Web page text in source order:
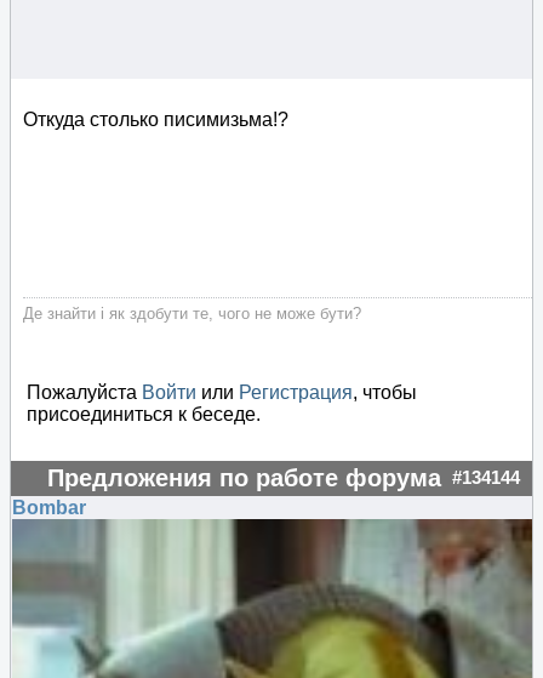
Откуда столько писимизьма!?
Де знайти і як здобути те, чого не може бути?
Пожалуйста Войти или Регистрация, чтобы
присоединиться к беседе.
Предложения по работе форума #134144
Bombar